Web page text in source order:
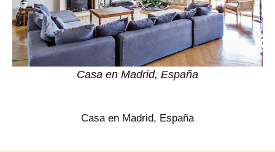
Casa en Madrid, España
Casa en Madrid, España